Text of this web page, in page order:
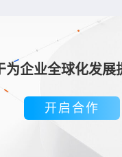
为企业全球化发展
开启合作